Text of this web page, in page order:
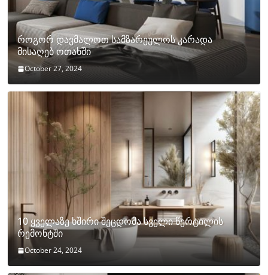
როგორ დავმალოთ სამზარეულოს კარადა
მისაღებ ოთახში
October 27, 2024
10 ყველაზე ხშირი შეცდომა სველი წერტილის
რემონტში
October 24, 2024